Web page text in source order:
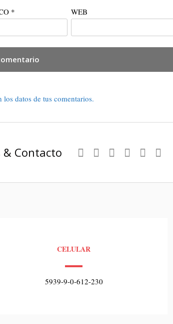
* WEB
datos de tus comentarios.
& Contacto
CELULAR
5939-9-0-612-230